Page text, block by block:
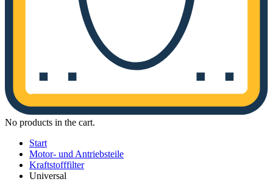
No products in the cart.
Start
Motor- und Antriebsteile
Kraftstofffilter
Universal